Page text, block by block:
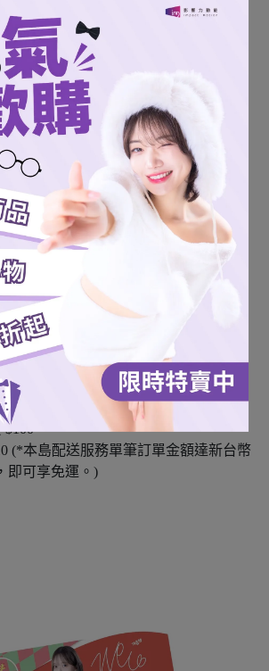
那一面。
與隨身攜帶，
手機殼，
(僅限本島)
島)
$100
(*本島配送服務單筆訂單金額達新台幣
即可享免運。)